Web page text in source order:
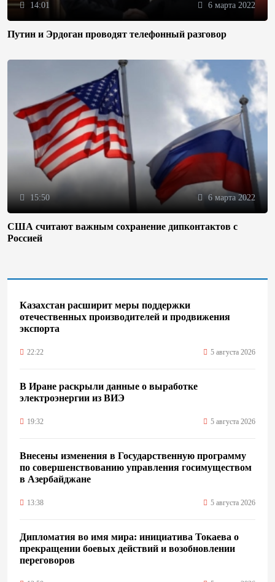
14:01 6 марта 2022
Путин и Эрдоган проводят телефонный разговор
15:50 6 марта 2022
США считают важным сохранение дипконтактов с
Россией
Казахстан расширит меры поддержки
отечественных производителей и продвижения
экспорта
22:22 5 августа 2026
В Иране раскрыли данные о выработке
электроэнергии из ВИЭ
19:32 5 августа 2026
Внесены изменения в Государственную программу
по совершенствованию управления госимуществом
в Азербайджане
13:38 5 августа 2026
Дипломатия во имя мира: инициатива Токаева о
прекращении боевых действий и возобновлении
переговоров